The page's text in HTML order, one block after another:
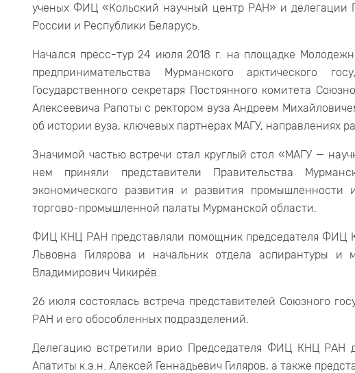
ученых ФИЦ «Кольский научный центр РАН» и делегации
России и Республики Беларусь.
Начался пресс-тур 24 июля 2018 г. на площадке
предпринимательства Мурманского арктического
Государственного секретаря Постоянного комитета
Алексеевича Рапоты с ректором вуза Андреем
об истории вуза, ключевых партнерах МАГУ, направлениях
Значимой частью встречи стал круглый стол «МАГУ —
нем приняли представители Правительства
экономического развития и развития
торгово-промышленной палаты Мурманской области.
ФИЦ КНЦ РАН представляли помощник председателя ФИЦ
Львовна Гилярова и начальник отдела аспирантуры
Владимирович Чикирёв.
26 июля состоялась встреча представителей Союзного
РАН и его обособленных подразделений.
Делегацию встретили врио Председателя ФИЦ КНЦ РАН
Апатиты к.э.н. Алексей Геннадьевич Гиляров, а также